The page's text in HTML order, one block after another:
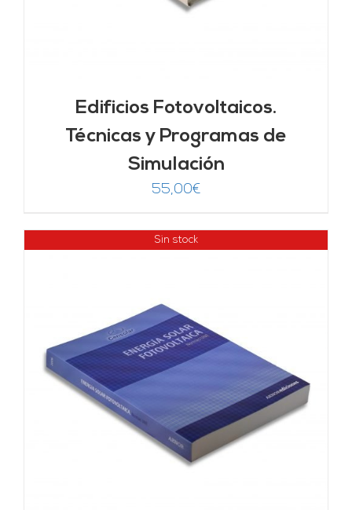
Edificios Fotovoltaicos.
Técnicas y Programas de
Simulación
55,00€
Sin stock